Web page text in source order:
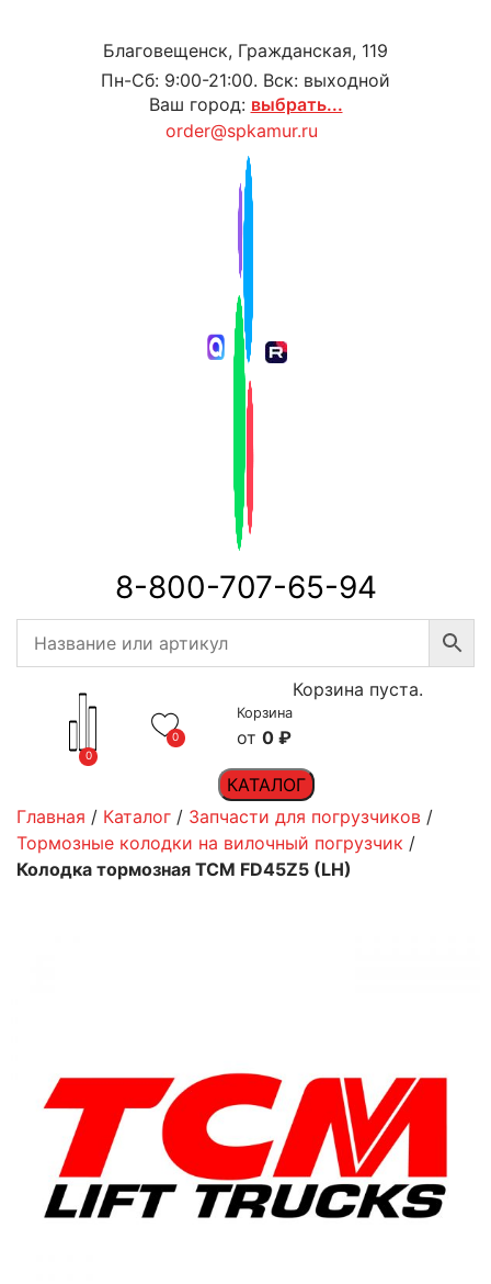
Благовещенск, Гражданская, 119
Пн-Сб: 9:00-21:00. Вск: выходной
Ваш город: выбрать...
order@spkamur.ru
8-800-707-65-94
0
0
Корзина
0 ₽
Корзина пуста.
КАТАЛОГ
Главная / Каталог / Запчасти для погрузчиков /
Тормозные колодки на вилочный погрузчик /
Колодка тормозная TCM FD45Z5 (LH)